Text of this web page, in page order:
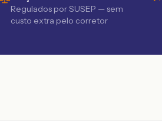
Regulados por SUSEP — sem
custo extra pelo corretor